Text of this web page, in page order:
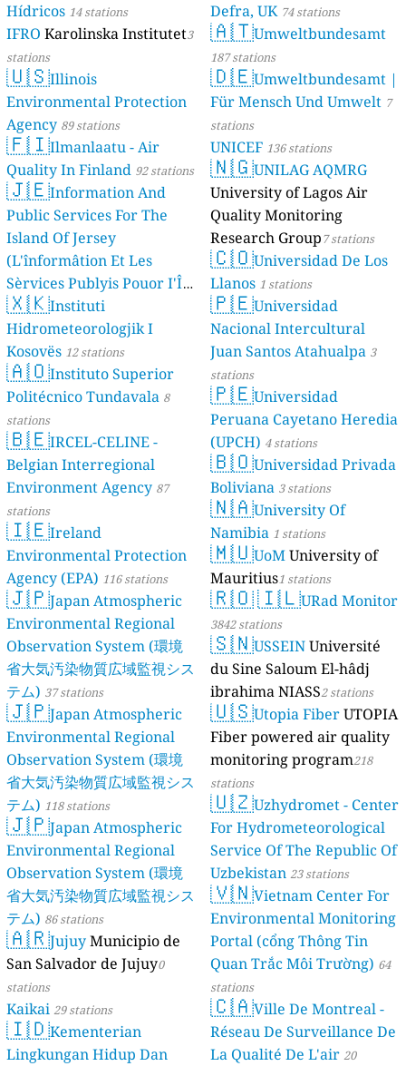
Hídricos 14 stations
IFRO Karolinska Institutet3
stations
🇺🇸Illinois
Environmental Protection
Agency 89 stations
🇫🇮Ilmanlaatu - Air
Quality In Finland 92 stations
🇯🇪Information And
Public Services For The
Island Of Jersey
(L'înformâtion Et Les
Sèrvices Publyis Pouor I'Île
Dé Jèrri) 2 stations
🇽🇰Instituti
Hidrometeorologjik I
Kosovës 12 stations
🇦🇴Instituto Superior
Politécnico Tundavala 8
stations
🇧🇪IRCEL-CELINE -
Belgian Interregional
Environment Agency 87
stations
🇮🇪Ireland
Environmental Protection
Agency (EPA) 116 stations
🇯🇵Japan Atmospheric
Environmental Regional
Observation System (環境
省大気汚染物質広域監視シス
テム) 37 stations
🇯🇵Japan Atmospheric
Environmental Regional
Observation System (環境
省大気汚染物質広域監視シス
テム) 118 stations
🇯🇵Japan Atmospheric
Environmental Regional
Observation System (環境
省大気汚染物質広域監視シス
テム) 86 stations
🇦🇷Jujuy Municipio de
San Salvador de Jujuy0
stations
Kaikai 29 stations
🇮🇩Kementerian
Lingkungan Hidup Dan
Defra, UK 74 stations
🇦🇹Umweltbundesamt
187 stations
🇩🇪Umweltbundesamt |
Für Mensch Und Umwelt 7
stations
UNICEF 136 stations
🇳🇬UNILAG AQMRG
University of Lagos Air
Quality Monitoring
Research Group7 stations
🇨🇴Universidad De Los
Llanos 1 stations
🇵🇪Universidad
Nacional Intercultural
Juan Santos Atahualpa 3
stations
🇵🇪Universidad
Peruana Cayetano Heredia
(UPCH) 4 stations
🇧🇴Universidad Privada
Boliviana 3 stations
🇳🇦University Of
Namibia 1 stations
🇲🇺UoMUniversity of
Mauritius1 stations
🇷🇴🇮🇱URad Monitor
3842 stations
🇸🇳USSEINUniversité
du Sine Saloum El-hâdj
ibrahima NIASS2 stations
🇺🇸Utopia FiberUTOPIA
Fiber powered air quality
monitoring program218
stations
🇺🇿Uzhydromet - Center
For Hydrometeorological
Service Of The Republic Of
Uzbekistan 23 stations
🇻🇳Vietnam Center For
Environmental Monitoring
Portal (cổng Thông Tin
Quan Trắc Môi Trường) 64
stations
🇨🇦Ville De Montreal -
Réseau De Surveillance De
La Qualité De L'air 20